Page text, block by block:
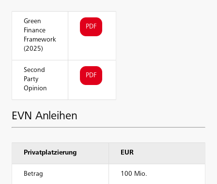
Green
Finance
Framework
(2025)
PDF
Second
Party
Opinion
PDF
EVN Anleihen
Privatplatzierung EUR
Betrag 100 Mio.